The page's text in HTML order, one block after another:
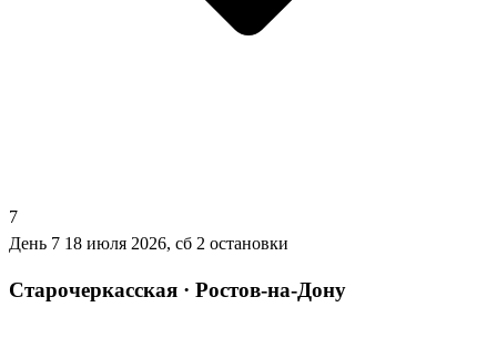
7
День 7 18 июля 2026, сб 2 остановки
Старочеркасская · Ростов-на-Дону